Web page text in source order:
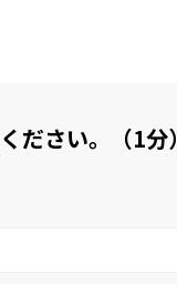
ださい。（1分）